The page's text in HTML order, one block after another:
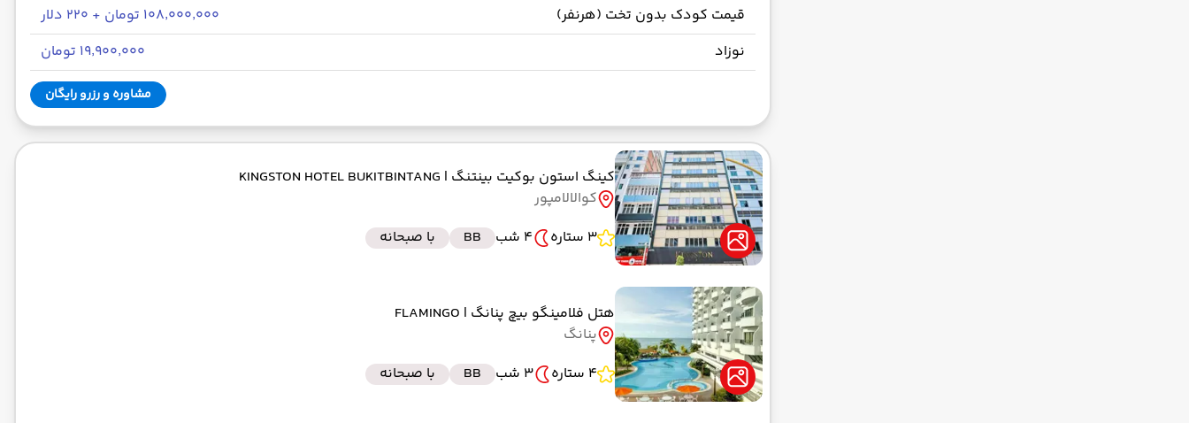
قیمت کودک بدون تخت (هرنفر)
۱۰۸٬۰۰۰٬۰۰۰ تومان + ۲۲۰ دلار
نوزاد
۱۹٬۹۰۰٬۰۰۰ تومان
مشاوره و رزرو رایگان
کینگ استون بوکیت بینتنگ | KINGSTON HOTEL BUKITBINTANG
کوالالامپور
3 ستاره
4 شب BB با صبحانه
هتل فلامینگو بیچ پنانگ | FLAMINGO
پنانگ
4 ستاره
3 شب BB با صبحانه